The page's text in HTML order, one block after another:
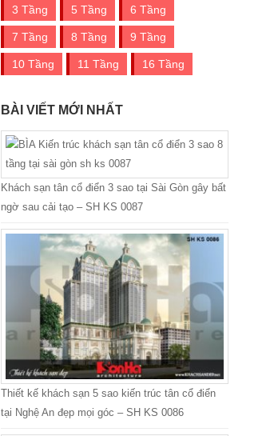
3 Tầng 5 Tầng 6 Tầng
7 Tầng 8 Tầng 9 Tầng
10 Tầng 11 Tầng 16 Tầng
BÀI VIẾT MỚI NHẤT
Khách sạn tân cổ điển 3 sao tại Sài Gòn gây bất
ngờ sau cải tạo – SH KS 0087
Thiết kế khách sạn 5 sao kiến trúc tân cổ điển
tại Nghệ An đẹp mọi góc – SH KS 0086